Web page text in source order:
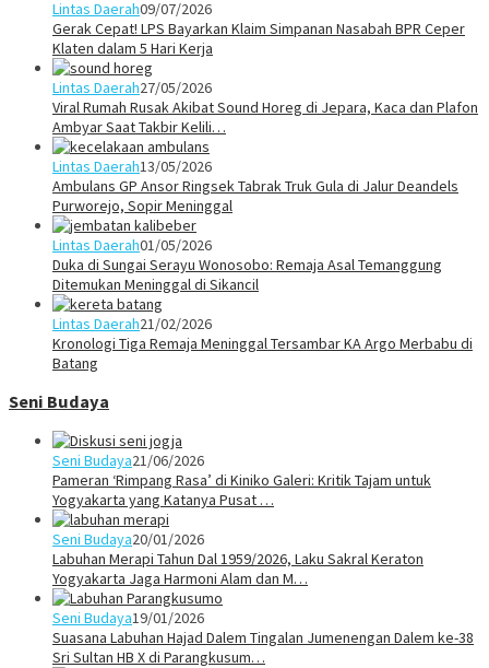
Lintas Daerah09/07/2026
Gerak Cepat! LPS Bayarkan Klaim Simpanan Nasabah BPR Ceper
Klaten dalam 5 Hari Kerja
Lintas Daerah27/05/2026
Viral Rumah Rusak Akibat Sound Horeg di Jepara, Kaca dan Plafon
Ambyar Saat Takbir Kelili…
Lintas Daerah13/05/2026
Ambulans GP Ansor Ringsek Tabrak Truk Gula di Jalur Deandels
Purworejo, Sopir Meninggal
Lintas Daerah01/05/2026
Duka di Sungai Serayu Wonosobo: Remaja Asal Temanggung
Ditemukan Meninggal di Sikancil
Lintas Daerah21/02/2026
Kronologi Tiga Remaja Meninggal Tersambar KA Argo Merbabu di
Batang
Seni Budaya
Seni Budaya21/06/2026
Pameran ‘Rimpang Rasa’ di Kiniko Galeri: Kritik Tajam untuk
Yogyakarta yang Katanya Pusat …
Seni Budaya20/01/2026
Labuhan Merapi Tahun Dal 1959/2026, Laku Sakral Keraton
Yogyakarta Jaga Harmoni Alam dan M…
Seni Budaya19/01/2026
Suasana Labuhan Hajad Dalem Tingalan Jumenengan Dalem ke-38
Sri Sultan HB X di Parangkusum…